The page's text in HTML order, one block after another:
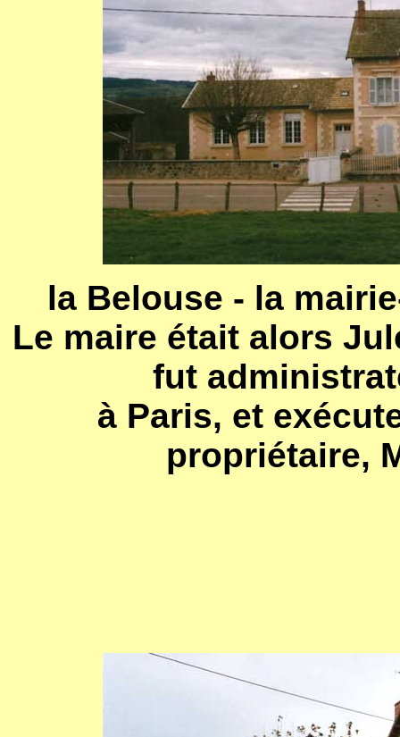
la Belouse - la
Le maire était alors
fut
à Paris, et
propriétaire,